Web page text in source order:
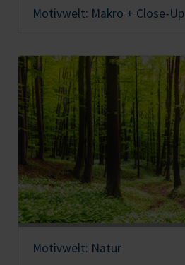
Motivwelt: Makro + Close-Up
Motivwelt: Natur